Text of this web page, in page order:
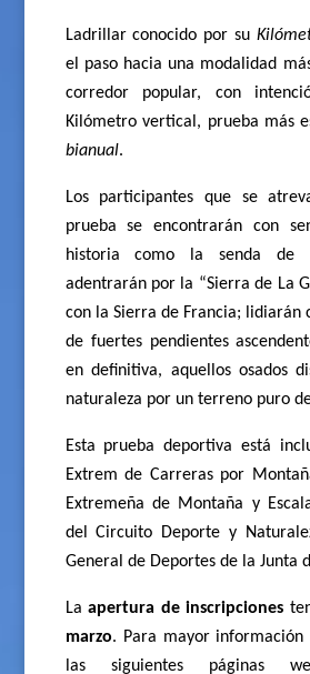
Ladrillar conocido por su
el paso hacia una modalidad
corredor popular, con
Kilómetro vertical, prueba más
bianual.
Los participantes que se
prueba se encontrarán con
historia como la senda de
adentrarán por la “Sierra de La
con la Sierra de Francia; lidiarán
de fuertes pendientes
en definitiva, aquellos osados
naturaleza por un terreno puro
Esta prueba deportiva está
Extrem de Carreras por
Extremeña de Montaña y
del Circuito Deporte y
General de Deportes de la Junta
Laapertura de inscripciones
marzo. Para mayor información
las siguientes páginas